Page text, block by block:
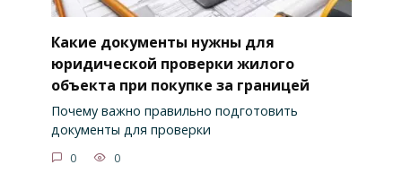
Какие документы нужны для
юридической проверки жилого
объекта при покупке за границей
Почему важно правильно подготовить
документы для проверки
0 0